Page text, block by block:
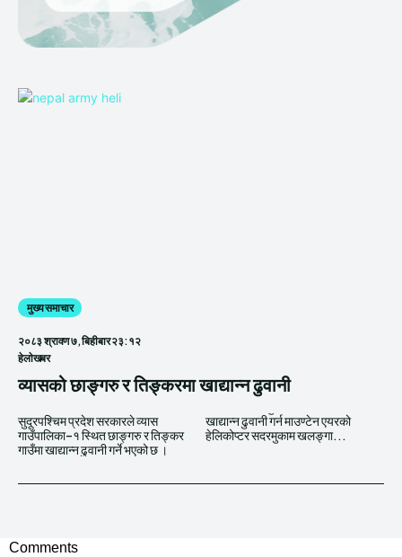
मुख्य समाचार
२०८३ श्रावण ७, बिहीबार २३:१२
हेलाेखबर
व्यासको छाङ्गरु र तिङ्करमा खाद्यान्न ढुवानी
सुदूरपश्चिम प्रदेश सरकारले व्यास
गाउँपालिका–१ स्थित छाङ्गरु र तिङ्कर
गाउँमा खाद्यान्न ढुवानी गर्ने भएको छ ।
खाद्यान्न ढुवानी गर्न माउण्टेन एयरको
हेलिकोप्टर सदरमुकाम खलङ्गा...
Comments